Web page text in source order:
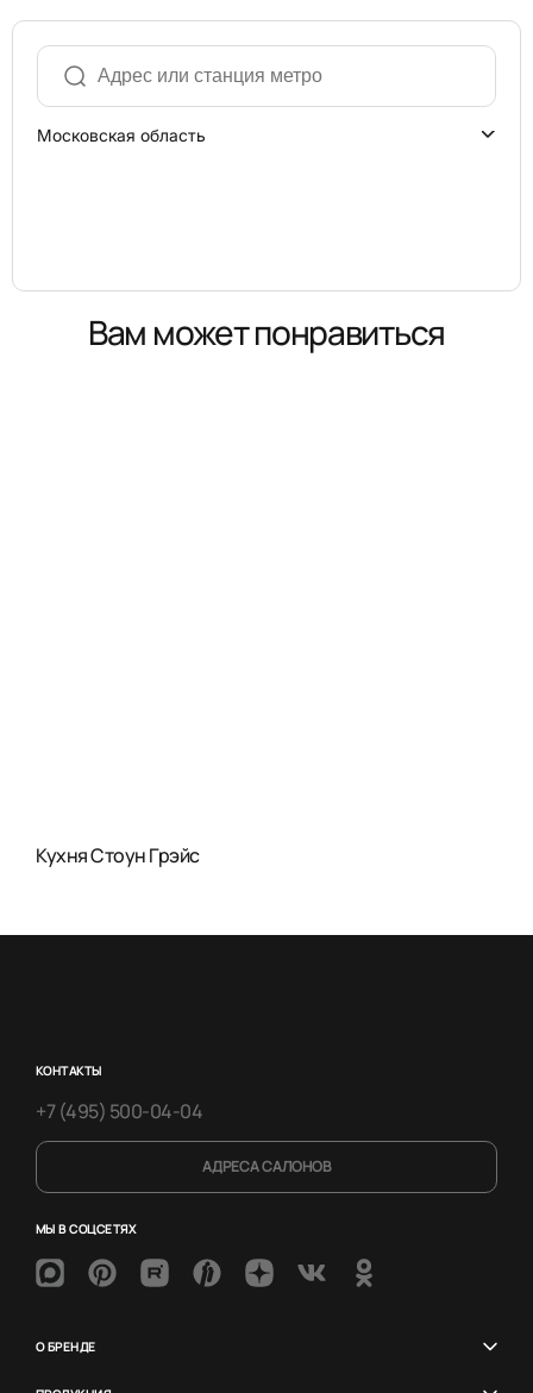
Московская область
Вам может понравиться
Кухня Стоун Грэйс
КОНТАКТЫ
+7 (495) 500-04-04
АДРЕСА САЛОНОВ
МЫ В СОЦСЕТЯХ
О БРЕНДЕ